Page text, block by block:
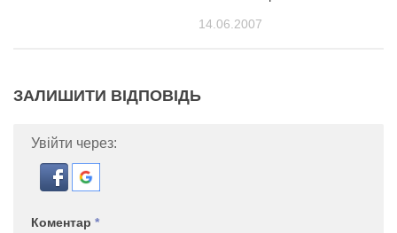
14.06.2007
ЗАЛИШИТИ ВІДПОВІДЬ
Увійти через:
Коментар *